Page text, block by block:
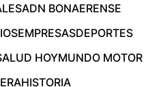
ADN BONAERENSE
EMPRESASDEPORTES
HOYMUNDO MOTOR
HISTORIA